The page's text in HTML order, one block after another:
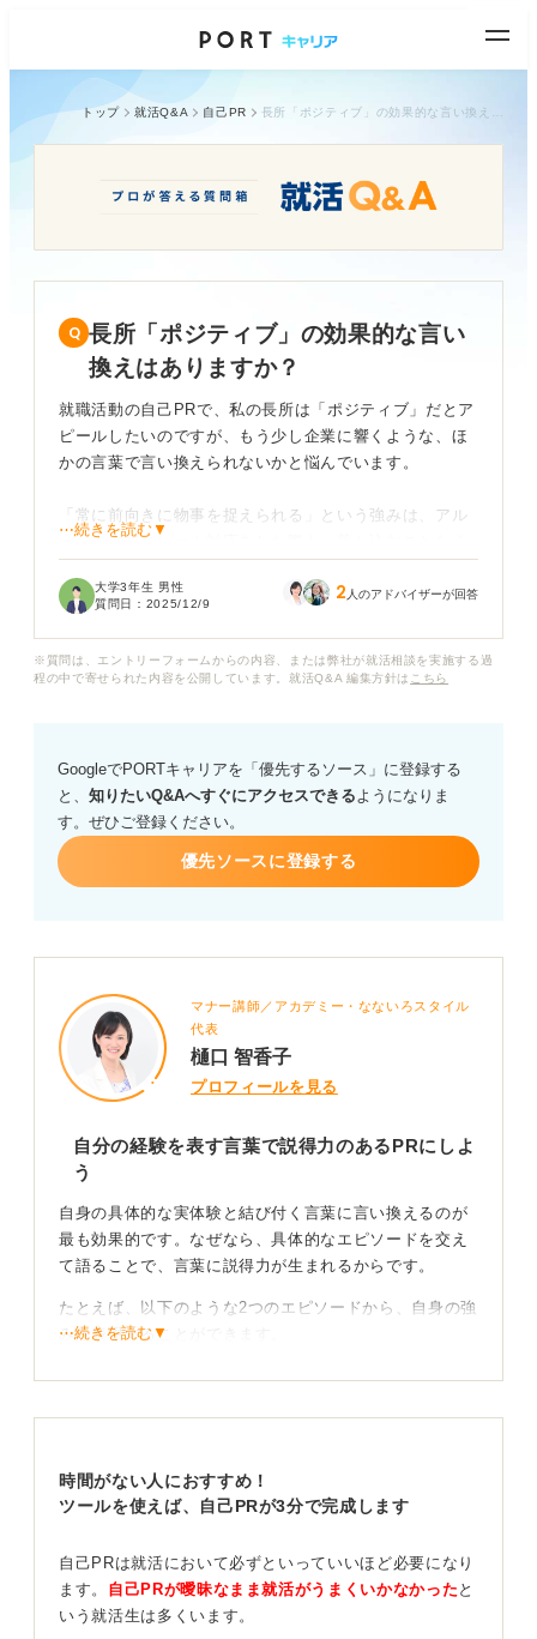
トップ 就活Q&A 自己PR
長所「ポジティブ」の効果的な言い
換えはありますか？
就職活動の自己PRで、私の長所は「ポジティブ」だとア
ピールしたいのですが、もう少し企業に響くような、ほ
かの言葉で言い換えられないかと悩んでいます。
「常に前向きに物事を捉えられる」という強みは、アル
バイト先でクレーム対応をした際も、落ち込むことなく
がまとまらない時も、諦めずにさまざまな視点から解決
配になっています。
面接官に私の強みがより具体的に伝わり、好印象を持っ
てもらえるような、効果的な言い換え表現やアピール方
法があれば、ぜひ教えていただきたいです。
⋯続きを読む▼
大学3年生 男性
質問日： 2025/12/9 2 人のアドバイザーが回答
※質問は、エントリーフォームからの内容、または弊社が就活相談を実施する過
程の中で寄せられた内容を公開しています。就活Q&A 編集方針は こちら
GoogleでPORTキャリアを「優先するソース」に登録する
と、 知りたいQ&Aへすぐにアクセスできるようになりま
す。ぜひご登録ください。
優先ソースに登録する
マナー講師／アカデミー・なないろスタイル
代表
樋口 智香子
プロフィールを見る
自分の経験を表す言葉で説得力のあるPRにしよ
う
自身の具体的な実体験と結び付く言葉に言い換えるのが
最も効果的です。なぜなら、具体的なエピソードを交え
て語ることで、言葉に説得力が生まれるからです。
たとえば、以下のような2つのエピソードから、自身の強
みを表現することができます。
を導き出す力
・困難な状況を好転させる力
納得して話せるものや企業に合いそうなものを選ぼ
⋯続きを読む▼
時間がない人におすすめ！
ツールを使えば、自己PRが3分で完成します
自己PRは就活において必ずといっていいほど必要になり
ます。 自己PRが曖昧なまま就活がうまくいかなかった と
いう就活生は多くいます。